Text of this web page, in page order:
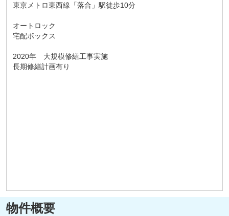
東京メトロ東西線「落合」駅徒歩10分
オートロック
宅配ボックス
2020年 大規模修繕工事実施
長期修繕計画有り
物件概要